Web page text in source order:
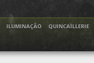
ILUMINAÇÃO QUINCAILLERIE